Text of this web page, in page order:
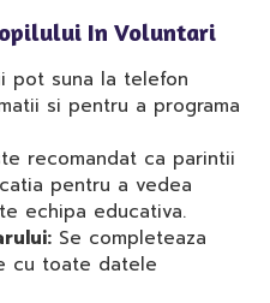
In Voluntari
pot suna la telefon
si pentru a programa
recomandat ca parintii
pentru a vedea
echipa educativa.
Se completeaza
cu toate datele